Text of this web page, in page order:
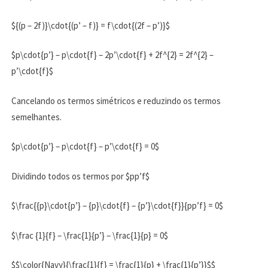
${(p – 2f)}\cdot{(p’ – f)} = f\cdot{(2f – p’)}$
$p\cdot{p’} – p\cdot{f} – 2p’\cdot{f} + 2f^{2} = 2f^{2} –
p’\cdot{f}$
Cancelando os termos simétricos e reduzindo os termos
semelhantes.
$p\cdot{p’} – p\cdot{f} – p’\cdot{f} = 0$
Dividindo todos os termos por $pp’f$
$\frac{{p}\cdot{p’} – {p}\cdot{f} – {p’}\cdot{f}}{pp’f} = 0$
$\frac {1}{f} – \frac{1}{p’} – \frac{1}{p} = 0$
$$\color{Navy}{\frac{1}{f} = \frac{1}{p} + \frac{1}{p’}}$$